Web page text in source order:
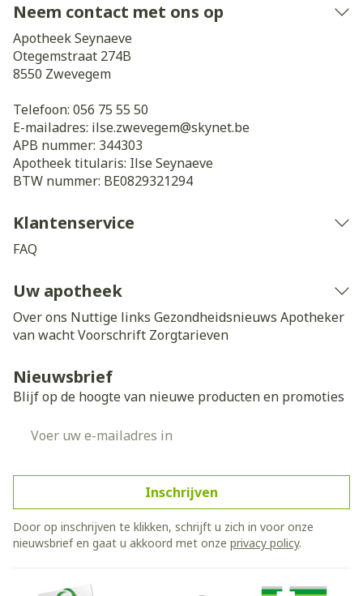
Neem contact met ons op
Apotheek Seynaeve
Otegemstraat 274B
8550 Zwevegem
Telefoon: 056 75 55 50
E-mailadres: ilse.zwevegem@skynet.be
APB nummer: 344303
Apotheek titularis: Ilse Seynaeve
BTW nummer: BE0829321294
Klantenservice
FAQ
Uw apotheek
Over ons Nuttige links Gezondheidsnieuws Apotheker
van wachtVoorschrift Zorgtarieven
Nieuwsbrief
Blijf op de hoogte van nieuwe producten en promoties
Inschrijven
Door op inschrijven te klikken, schrijft u zich in voor onze
nieuwsbrief en gaat u akkoord met onze privacy policy.